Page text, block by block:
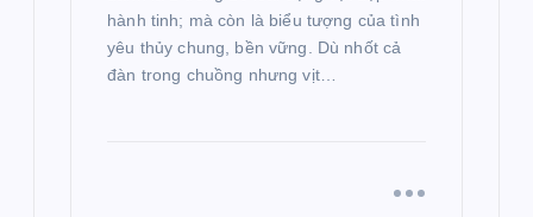
hành tinh; mà còn là biểu tượng của tình
yêu thủy chung, bền vững. Dù nhốt cả
đàn trong chuồng nhưng vịt…